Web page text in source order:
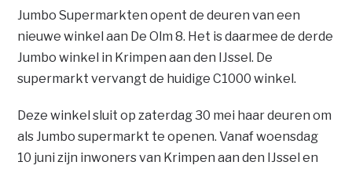
Jumbo Supermarkten opent de deuren van een
nieuwe winkel aan De Olm 8. Het is daarmee de derde
Jumbo winkel in Krimpen aan den IJssel. De
supermarkt vervangt de huidige C1000 winkel.
Deze winkel sluit op zaterdag 30 mei haar deuren om
als Jumbo supermarkt te openen. Vanaf woensdag
10 juni zijn inwoners van Krimpen aan den IJssel en